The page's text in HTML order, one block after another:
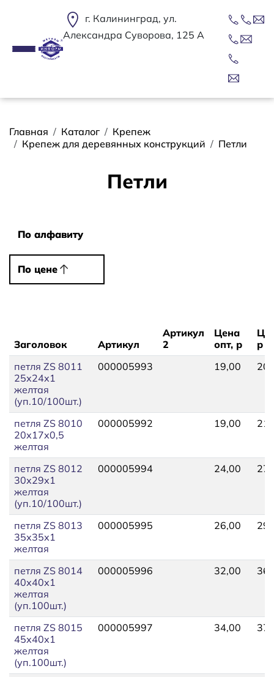
г. Калининград, ул.
Александра Суворова, 125 А
Строка навигации
Главная Каталог
Крепеж
Крепеж для деревянных конструкций
Петли
Петли
По алфавиту
По алфавиту
По цене
По цене
Заголовок Артикул
Артикул
2
Цена
опт, р
р
петля ZS 8011
25х24х1
желтая
(уп.10/100шт.)
000005993 19,00
петля ZS 8010
20х17х0,5
желтая
000005992 19,00
петля ZS 8012
30х29х1
желтая
(уп.10/100шт.)
000005994 24,00
петля ZS 8013
35х35х1
желтая
000005995 26,00
петля ZS 8014
40х40х1
желтая
(уп.100шт.)
000005996 32,00
петля ZS 8015
45х40х1
желтая
(уп.100шт.)
000005997 34,00